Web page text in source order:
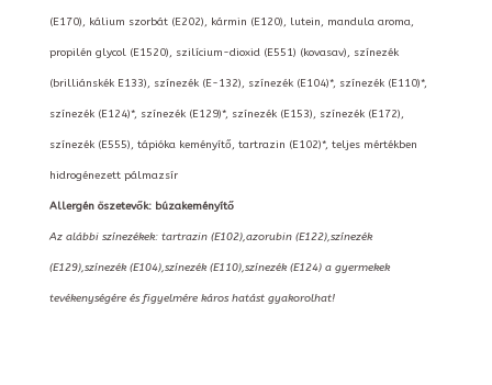
(E170), kálium szorbát (E202), kármin (E120), lutein, mandula aroma,
propilén glycol (E1520), szilícium-dioxid (E551) (kovasav), színezék
(brilliánskék E133), színezék (E-132), színezék (E104)*, színezék (E110)*,
színezék (E124)*, színezék (E129)*, színezék (E153), színezék (E172),
színezék (E555), tápióka keményítő, tartrazin (E102)*, teljes mértékben
hidrogénezett pálmazsír
Allergén öszetevők: búzakeményítő
Az alábbi színezékek: tartrazin (E102),azorubin (E122),színezék
(E129),színezék (E104),színezék (E110),színezék (E124) a gyermekek
tevékenységére és figyelmére káros hatást gyakorolhat!